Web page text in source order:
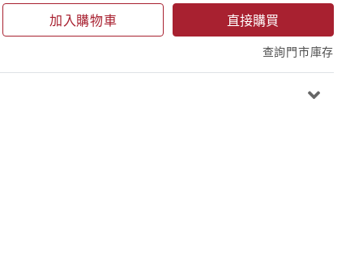
加入購物車 直接購買
查詢門市庫存